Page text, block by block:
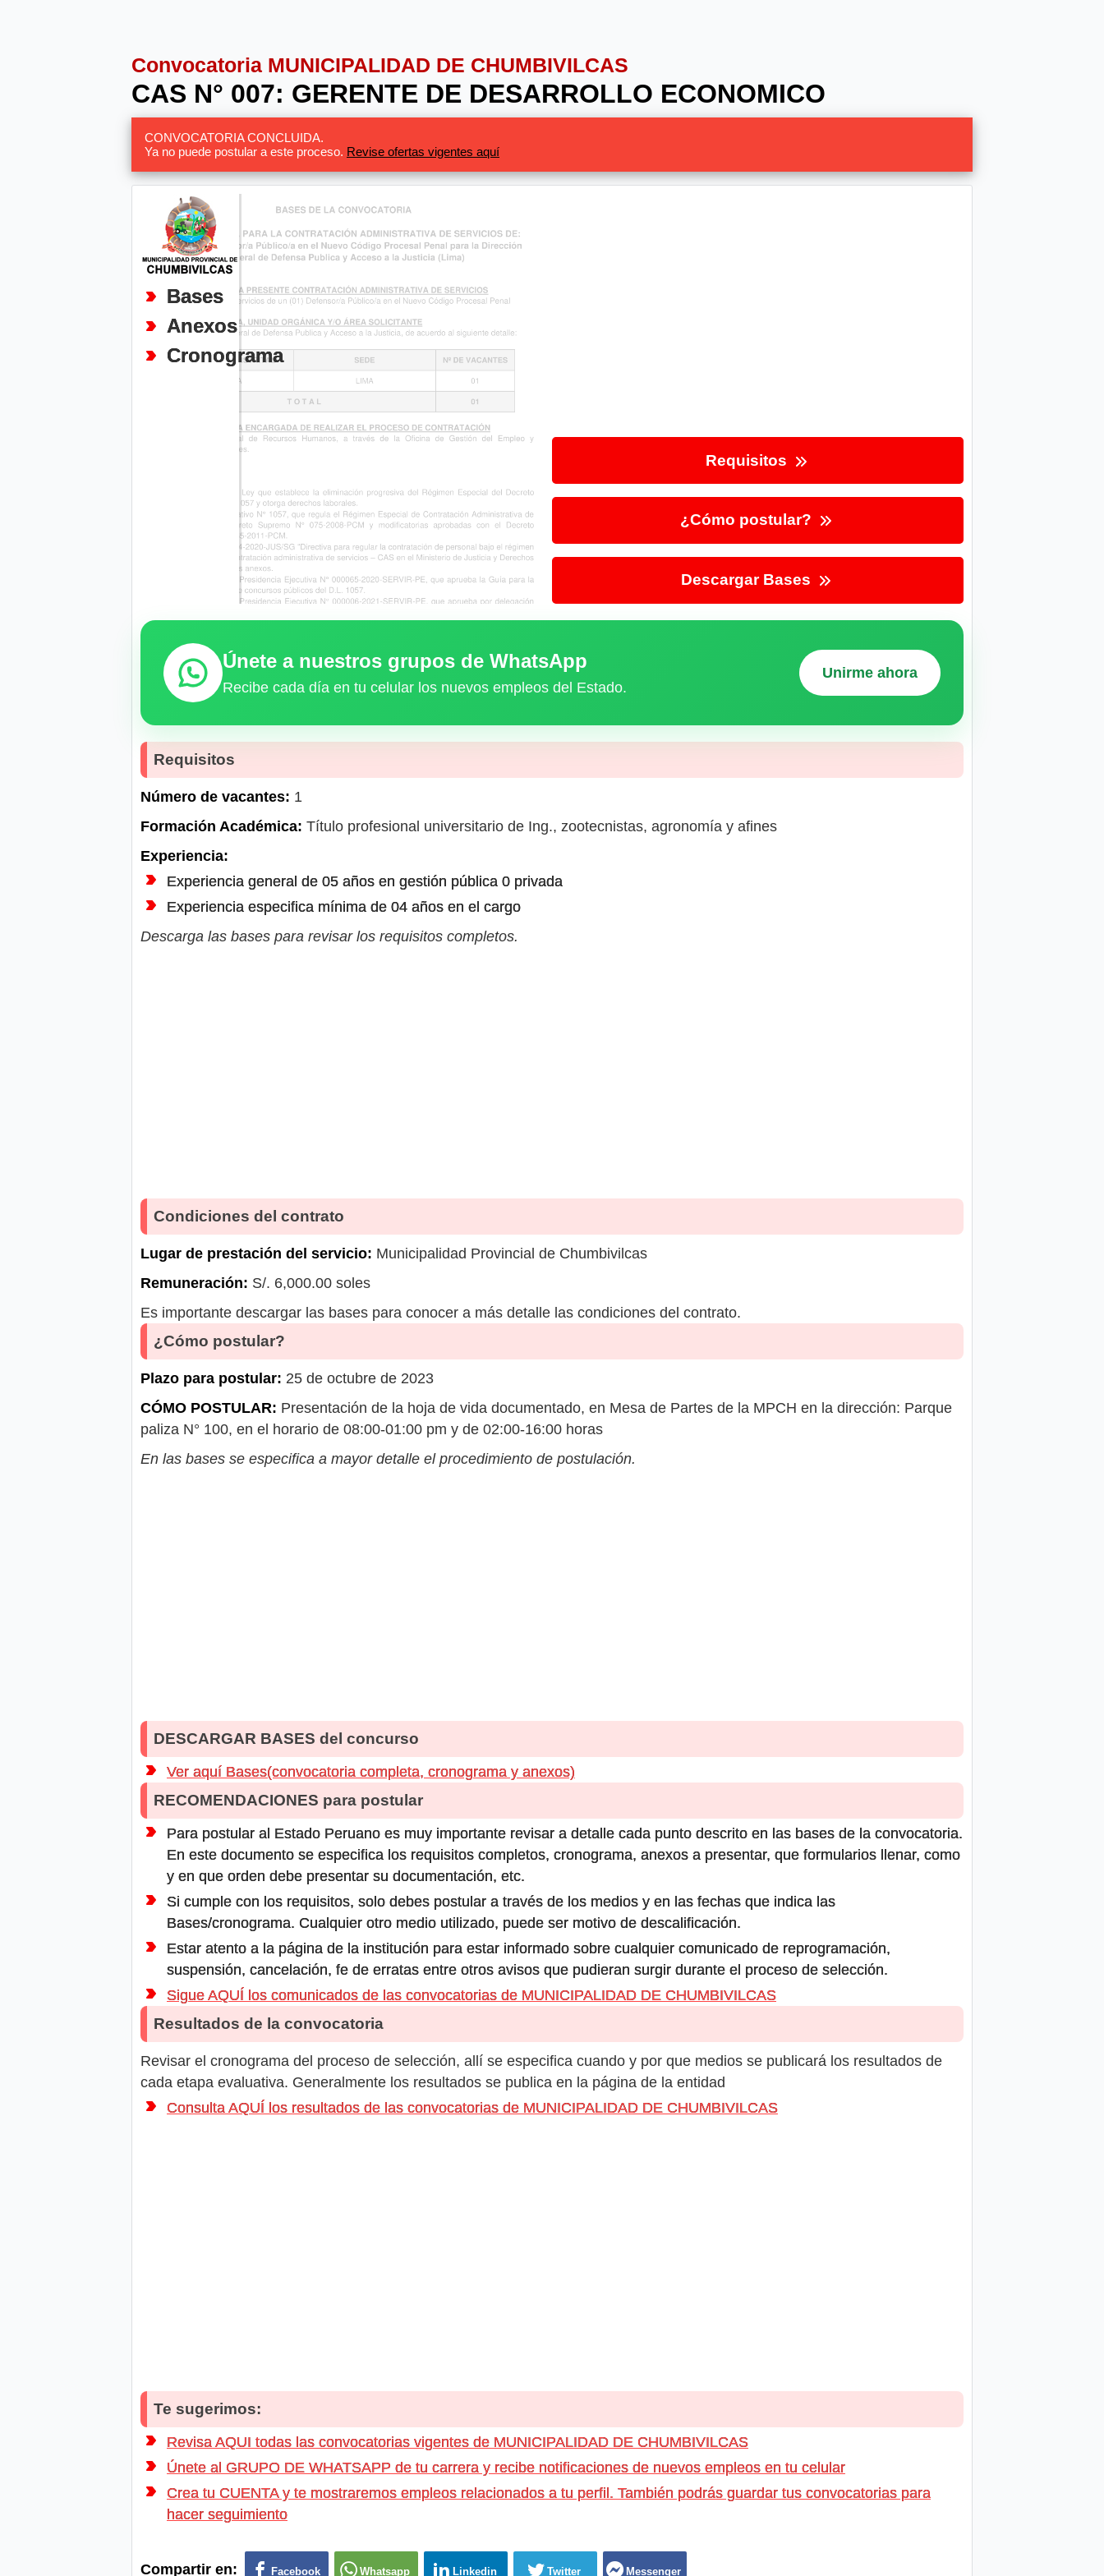
Convocatoria MUNICIPALIDAD DE CHUMBIVILCAS
CAS N° 007: GERENTE DE DESARROLLO ECONOMICO
CONVOCATORIA CONCLUIDA.
Ya no puede postular a este proceso. Revise ofertas vigentes aquí
Bases
Anexos
Cronograma
Requisitos
¿Cómo postular?
Descargar Bases
Únete a nuestros grupos de WhatsApp
Recibe cada día en tu celular los nuevos empleos del Estado.
Unirme ahora
Requisitos
Número de vacantes: 1
Formación Académica: Título profesional universitario de Ing., zootecnistas, agronomía y afines
Experiencia:
Experiencia general de 05 años en gestión pública 0 privada
Experiencia especifica mínima de 04 años en el cargo
Descarga las bases para revisar los requisitos completos.
Condiciones del contrato
Lugar de prestación del servicio: Municipalidad Provincial de Chumbivilcas
Remuneración: S/. 6,000.00 soles
Es importante descargar las bases para conocer a más detalle las condiciones del contrato.
¿Cómo postular?
Plazo para postular: 25 de octubre de 2023
CÓMO POSTULAR: Presentación de la hoja de vida documentado, en Mesa de Partes de la MPCH en la dirección: Parque
paliza N° 100, en el horario de 08:00-01:00 pm y de 02:00-16:00 horas
En las bases se especifica a mayor detalle el procedimiento de postulación.
DESCARGAR BASES del concurso
Ver aquí Bases(convocatoria completa, cronograma y anexos)
RECOMENDACIONES para postular
Para postular al Estado Peruano es muy importante revisar a detalle cada punto descrito en las bases de la convocatoria.
En este documento se especifica los requisitos completos, cronograma, anexos a presentar, que formularios llenar, como
y en que orden debe presentar su documentación, etc.
Si cumple con los requisitos, solo debes postular a través de los medios y en las fechas que indica las
Bases/cronograma. Cualquier otro medio utilizado, puede ser motivo de descalificación.
Estar atento a la página de la institución para estar informado sobre cualquier comunicado de reprogramación,
suspensión, cancelación, fe de erratas entre otros avisos que pudieran surgir durante el proceso de selección.
Sigue AQUÍ los comunicados de las convocatorias de MUNICIPALIDAD DE CHUMBIVILCAS
Resultados de la convocatoria
Revisar el cronograma del proceso de selección, allí se especifica cuando y por que medios se publicará los resultados de
cada etapa evaluativa. Generalmente los resultados se publica en la página de la entidad
Consulta AQUÍ los resultados de las convocatorias de MUNICIPALIDAD DE CHUMBIVILCAS
Te sugerimos:
Revisa AQUI todas las convocatorias vigentes de MUNICIPALIDAD DE CHUMBIVILCAS
Únete al GRUPO DE WHATSAPP de tu carrera y recibe notificaciones de nuevos empleos en tu celular
Crea tu CUENTA y te mostraremos empleos relacionados a tu perfil. También podrás guardar tus convocatorias para
hacer seguimiento
Compartir en: Facebook Whatsapp Linkedin Twitter Messenger